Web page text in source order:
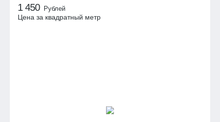
1 450 Рублей
Цена за квадратный метр